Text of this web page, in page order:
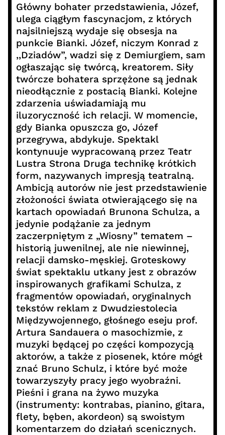
Główny bohater przedstawienia, Józef,
ulega ciągłym fascynacjom, z których
najsilniejszą wydaje się obsesja na
punkcie Bianki. Józef, niczym Konrad z
,,Dziadów”, wadzi się z Demiurgiem, sam
ogłaszając się twórcą, kreatorem. Siły
twórcze bohatera sprzężone są jednak
nieodłącznie z postacią Bianki. Kolejne
zdarzenia uświadamiają mu
iluzoryczność ich relacji. W momencie,
gdy Bianka opuszcza go, Józef
przegrywa, abdykuje. Spektakl
kontynuuje wypracowaną przez Teatr
Lustra Strona Druga technikę krótkich
form, nazywanych impresją teatralną.
Ambicją autorów nie jest przedstawienie
złożoności świata otwierającego się na
kartach opowiadań Brunona Schulza, a
jedynie podążanie za jednym
zaczerpniętym z „Wiosny” tematem –
historią juwenilnej, ale nie niewinnej,
relacji damsko-męskiej. Groteskowy
świat spektaklu utkany jest z obrazów
inspirowanych grafikami Schulza, z
fragmentów opowiadań, oryginalnych
tekstów reklam z Dwudziestolecia
Międzywojennego, głośnego eseju prof.
Artura Sandauera o masochizmie, z
muzyki będącej po części kompozycją
aktorów, a także z piosenek, które mógł
znać Bruno Schulz, i które być może
towarzyszyły pracy jego wyobraźni.
Pieśni i grana na żywo muzyka
(instrumenty: kontrabas, pianino, gitara,
flety, bęben, akordeon) są swoistym
komentarzem do działań scenicznych.